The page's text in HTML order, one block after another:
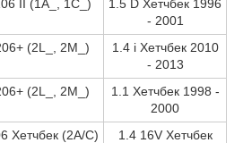
II (1A_, 1C_)
1.5 D Хетчбек 1996
- 2001
(2L_, 2M_)
1.4 i Хетчбек 2010
- 2013
(2L_, 2M_)
1.1 Хетчбек 1998 -
2000
Хетчбек (2A/C)
1.4 16V Хетчбек